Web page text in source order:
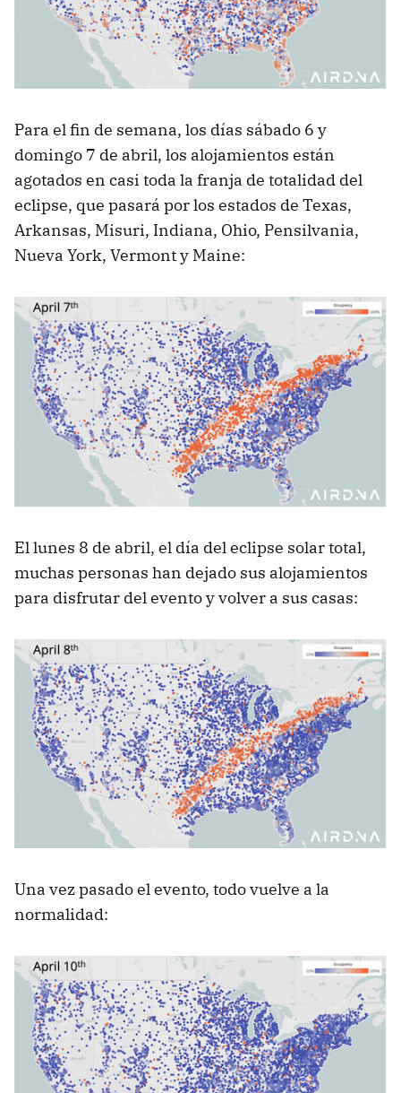
Para el fin de semana, los días sábado 6 y
domingo 7 de abril, los alojamientos están
agotados en casi toda la franja de totalidad del
eclipse, que pasará por los estados de Texas,
Arkansas, Misuri, Indiana, Ohio, Pensilvania,
Nueva York, Vermont y Maine:
El lunes 8 de abril, el día del eclipse solar total,
muchas personas han dejado sus alojamientos
para disfrutar del evento y volver a sus casas:
Una vez pasado el evento, todo vuelve a la
normalidad: